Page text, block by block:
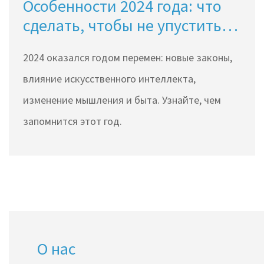
Особенности 2024 года: что
сделать, чтобы не упустить
2024 оказался годом перемен: новые законы,
влияние искусственного интеллекта,
изменение мышления и быта. Узнайте, чем
запомнится этот год.
О нас